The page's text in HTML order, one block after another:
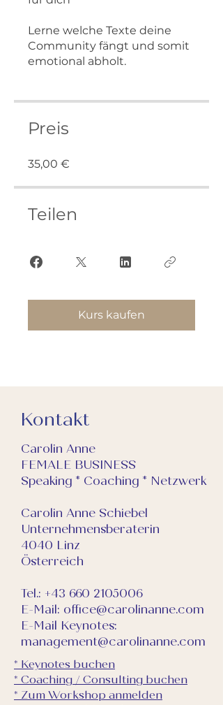
Lerne welche Texte deine
Community fängt und somit
emotional abholt.
Preis
35,00 €
Teilen
Kurs kaufen
Kontakt
Carolin Anne
FEMALE BUSINESS
Speaking * Coaching * Netzwerk
Carolin Anne Schiebel
Unternehmensberaterin
4040 Linz
Österreich
Tel.: +43 660 2105006
E-Mail: office@carolinanne.com
E-Mail Keynotes:
management@carolinanne.com
* Keynotes buchen
* Coaching / Consulting buchen
* Zum Workshop anmelden